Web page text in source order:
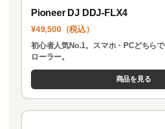
Pioneer DJ DDJ-FLX4
¥49,500（税込）
初心者人気No.1。スマホ・PCどちら
ローラー。
商品を見る